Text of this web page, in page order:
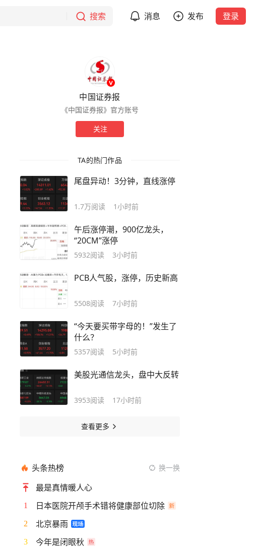
搜索 消息 发布 登录
中国证券报
《中国证券报》官方账号
关注
TA的热门作品
尾盘异动！3分钟，直线涨停
1.7万阅读 1小时前
午后涨停潮，900亿龙头，
“20CM”涨停
5932阅读 3小时前
PCB人气股，涨停，历史新高
5508阅读 7小时前
“今天要买带字母的！”发生了
什么？
5357阅读 5小时前
美股光通信龙头，盘中大反转
3953阅读 17小时前
查看更多
头条热榜 换一换
最是真情暖人心
1 日本医院开颅手术错将健康部位切除
2 北京暴雨
3 今年是闭眼秋